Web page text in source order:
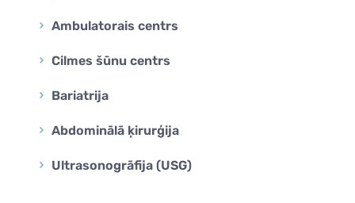
Ambulatorais centrs
Cilmes šūnu centrs
Bariatrija
Abdominālā ķirurģija
Ultrasonogrāfija (USG)